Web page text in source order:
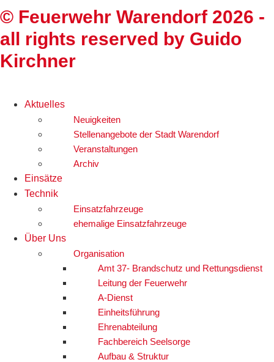
© Feuerwehr Warendorf 2026 -
all rights reserved by Guido
Kirchner
Aktuelles
Neuigkeiten
Stellenangebote der Stadt Warendorf
Veranstaltungen
Archiv
Einsätze
Technik
Einsatzfahrzeuge
ehemalige Einsatzfahrzeuge
Über Uns
Organisation
Amt 37- Brandschutz und Rettungsdienst
Leitung der Feuerwehr
A-Dienst
Einheitsführung
Ehrenabteilung
Fachbereich Seelsorge
Aufbau & Struktur